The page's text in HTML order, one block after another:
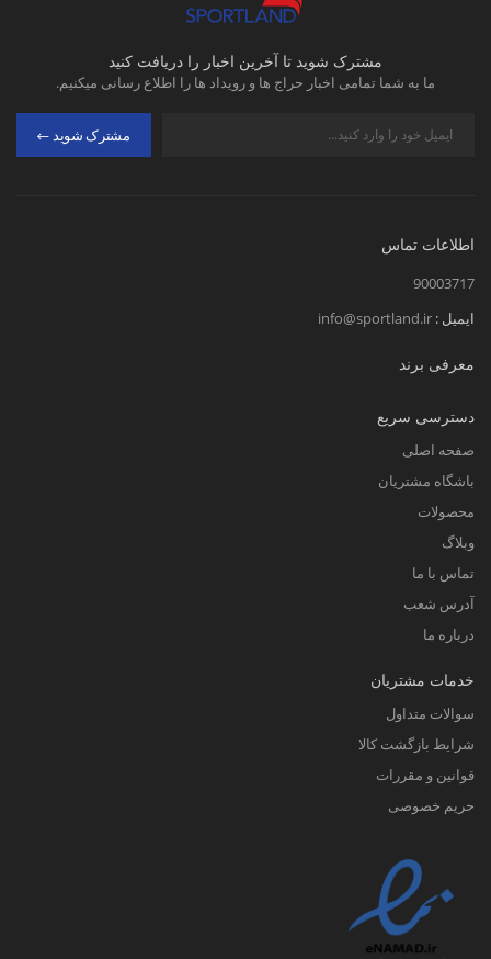
مشترک شوید تا آخرین اخبار را دریافت کنید
ما به شما تمامی اخبار حراج ها و رویداد ها را اطلاع رسانی میکنیم.
مشترک شوید
اطلاعات تماس
90003717
ایمیل : info@sportland.ir
معرفی برند
دسترسی سریع
صفحه اصلی
باشگاه مشتریان
محصولات
وبلاگ
تماس با ما
آدرس شعب
درباره ما
خدمات مشتریان
سوالات متداول
شرایط بازگشت کالا
قوانین و مقررات
حریم خصوصی